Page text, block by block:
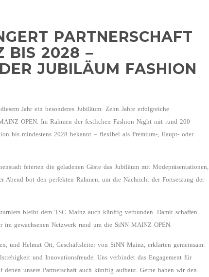
PARTNERSCHAFT
BIS 2028 –
JUBILÄUM FASHION
Jahr ein besonderes Jubiläum: Zehn Jahre erfolgreiche
OPEN. Im Rahmen der festlichen Fashion Night mit rund 200
bis mindestens 2028 bekannt – flexibel als Premium-, Haupt- oder
feierten die geladenen Gäste das Jubiläum mit Modepräsentationen,
bot den perfekten Rahmen, um die Nachricht der Fortsetzung der
bleibt dem TSC Mainz auch künftig verbunden. Damit schaffen
im gewachsenen Netzwerk rund um die SiNN MAINZ OPEN.
und Helmut Ott, Geschäftsleiter von SiNN Mainz, erklärten gemeinsam:
und Innovationsfreude. Uns verbindet das Engagement für
unsere Partnerschaft auch künftig aufbaut. Gerne haben wir den